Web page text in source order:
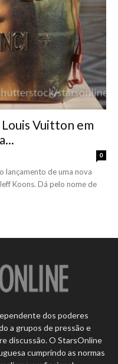
Louis Vuitton em
0
lançamento de uma nova
Koons. Dá pelo nome de
dos poderes
a grupos de pressão e
discussão. O StarsOnline
cumprindo as normas